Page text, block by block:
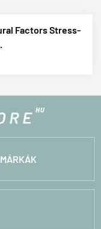
Factors Stress-